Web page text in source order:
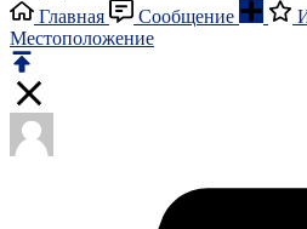
Главная
Сообщение
Местоположение